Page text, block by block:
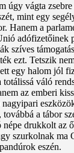
úgy vágta
mint egy
Hanem a
adófizetőinek
szíves
ezt. Tetszik
egy halom jól
totálissá váló
az emberi
nagyipari
továbbá a tábor
népe drukkolt az
szurkolnak ma
eszén.